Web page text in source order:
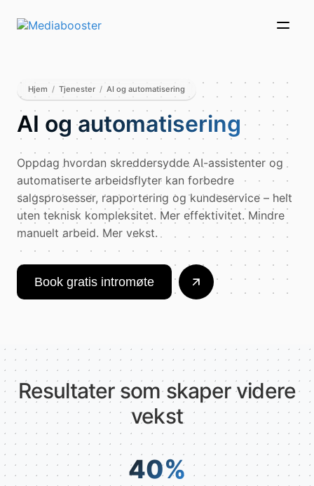
Skip To Main Content
Hjem / Tjenester / AI og automatisering
AI og automatisering
Oppdag hvordan skreddersydde AI-assistenter og
automatiserte arbeidsflyter kan forbedre
salgsprosesser, rapportering og kundeservice – helt
uten teknisk kompleksitet. Mer effektivitet. Mindre
manuelt arbeid. Mer vekst.
Book gratis intromøte
Resultater som skaper videre
vekst
40%